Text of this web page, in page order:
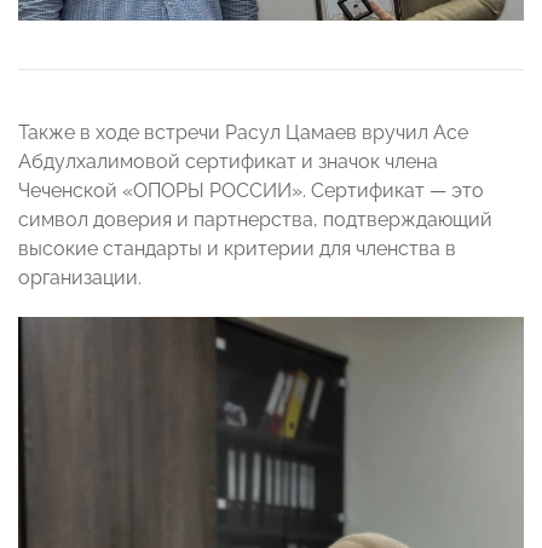
Также в ходе встречи Расул Цамаев вручил Асе
Абдулхалимовой сертификат и значок члена
Чеченской «ОПОРЫ РОССИИ». Сертификат — это
символ доверия и партнерства, подтверждающий
высокие стандарты и критерии для членства в
организации.